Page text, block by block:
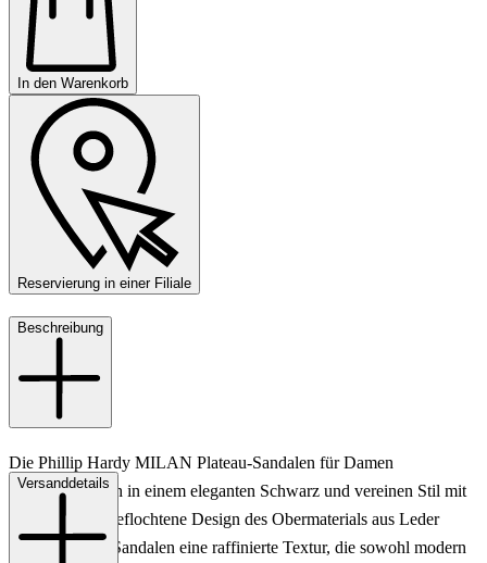
In den Warenkorb
Reservierung in einer Filiale
Beschreibung
Die Phillip Hardy MILAN Plateau-Sandalen für Damen
präsentieren sich in einem eleganten Schwarz und vereinen Stil mit
Komfort. Das geflochtene Design des Obermaterials aus Leder
verleiht diesen Sandalen eine raffinierte Textur, die sowohl modern
Versanddetails